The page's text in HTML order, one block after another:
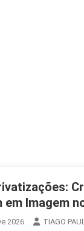
em Imagem
2026
TIAGO